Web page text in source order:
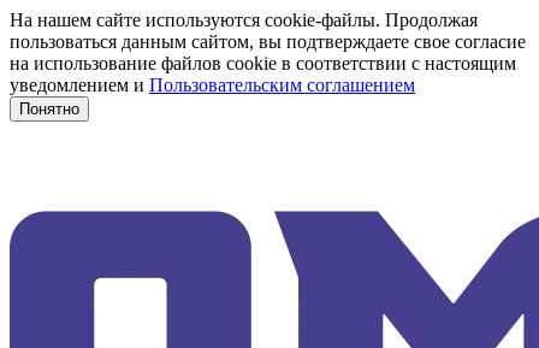
На нашем сайте используются cookie-файлы. Продолжая
пользоваться данным сайтом, вы подтверждаете свое согласие
на использование файлов cookie в соответствии с настоящим
уведомлением и Пользовательским соглашением
Понятно